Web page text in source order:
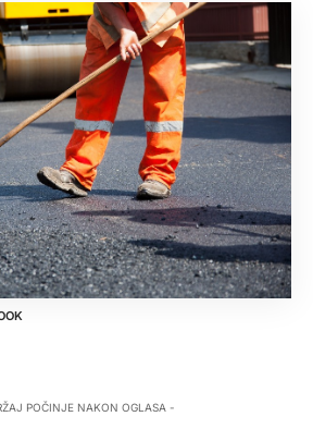
POČINJE NAKON OGLASA -